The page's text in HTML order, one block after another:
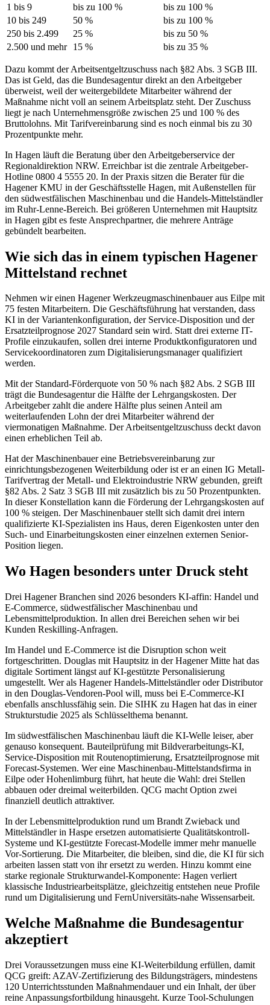
1 bis 9
bis zu 100 %
bis zu 100 %
10 bis 249
50 %
bis zu 100 %
250 bis 2.499
25 %
bis zu 50 %
2.500 und mehr
15 % bis zu 35 %
Dazu kommt der Arbeitsentgeltzuschuss nach §82 Abs. 3 SGB III.
Das ist Geld, das die Bundesagentur direkt an den Arbeitgeber
überweist, weil der weitergebildete Mitarbeiter während der
Maßnahme nicht voll an seinem Arbeitsplatz steht. Der Zuschuss
liegt je nach Unternehmensgröße zwischen 25 und 100 % des
Bruttolohns. Mit Tarifvereinbarung sind es noch einmal bis zu 30
Prozentpunkte mehr.
In Hagen läuft die Beratung über den Arbeitgeberservice der
Regionaldirektion NRW. Erreichbar ist die zentrale Arbeitgeber-
Hotline 0800 4 5555 20. In der Praxis sitzen die Berater für die
Hagener KMU in der Geschäftsstelle Hagen, mit Außenstellen für
den südwestfälischen Maschinenbau und die Handels-Mittelständler
im Ruhr-Lenne-Bereich. Bei größeren Unternehmen mit Hauptsitz
in Hagen gibt es feste Ansprechpartner, die mehrere Anträge
gebündelt bearbeiten.
Wie sich das in einem typischen Hagener
Mittelstand rechnet
Nehmen wir einen Hagener Werkzeugmaschinenbauer aus Eilpe mit
75 festen Mitarbeitern. Die Geschäftsführung hat verstanden, dass
KI in der Variantenkonfiguration, der Service-Disposition und der
Ersatzteilprognose 2027 Standard sein wird. Statt drei externe IT-
Profile einzukaufen, sollen drei interne Produktkonfiguratoren und
Servicekoordinatoren zum Digitalisierungsmanager qualifiziert
werden.
Mit der Standard-Förderquote von 50 % nach §82 Abs. 2 SGB III
trägt die Bundesagentur die Hälfte der Lehrgangskosten. Der
Arbeitgeber zahlt die andere Hälfte plus seinen Anteil am
weiterlaufenden Lohn der drei Mitarbeiter während der
viermonatigen Maßnahme. Der Arbeitsentgeltzuschuss deckt davon
einen erheblichen Teil ab.
Hat der Maschinenbauer eine Betriebsvereinbarung zur
einrichtungsbezogenen Weiterbildung oder ist er an einen IG Metall-
Tarifvertrag der Metall- und Elektroindustrie NRW gebunden, greift
§82 Abs. 2 Satz 3 SGB III mit zusätzlich bis zu 50 Prozentpunkten.
In dieser Konstellation kann die Förderung der Lehrgangskosten auf
100 % steigen. Der Maschinenbauer stellt sich damit drei intern
qualifizierte KI-Spezialisten ins Haus, deren Eigenkosten unter den
Such- und Einarbeitungskosten einer einzelnen externen Senior-
Position liegen.
Wo Hagen besonders unter Druck steht
Drei Hagener Branchen sind 2026 besonders KI-affin: Handel und
E-Commerce, südwestfälischer Maschinenbau und
Lebensmittelproduktion. In allen drei Bereichen sehen wir bei
Kunden Reskilling-Anfragen.
Im Handel und E-Commerce ist die Disruption schon weit
fortgeschritten. Douglas mit Hauptsitz in der Hagener Mitte hat das
digitale Sortiment längst auf KI-gestützte Personalisierung
umgestellt. Wer als Hagener Handels-Mittelständler oder Distributor
in den Douglas-Vendoren-Pool will, muss bei E-Commerce-KI
ebenfalls anschlussfähig sein. Die SIHK zu Hagen hat das in einer
Strukturstudie 2025 als Schlüsselthema benannt.
Im südwestfälischen Maschinenbau läuft die KI-Welle leiser, aber
genauso konsequent. Bauteilprüfung mit Bildverarbeitungs-KI,
Service-Disposition mit Routenoptimierung, Ersatzteilprognose mit
Forecast-Systemen. Wer eine Maschinenbau-Mittelstandsfirma in
Eilpe oder Hohenlimburg führt, hat heute die Wahl: drei Stellen
abbauen oder dreimal weiterbilden. QCG macht Option zwei
finanziell deutlich attraktiver.
In der Lebensmittelproduktion rund um Brandt Zwieback und
Mittelständler in Haspe ersetzen automatisierte Qualitätskontroll-
Systeme und KI-gestützte Forecast-Modelle immer mehr manuelle
Vor-Sortierung. Die Mitarbeiter, die bleiben, sind die, die KI für sich
arbeiten lassen statt von ihr ersetzt zu werden. Hinzu kommt eine
starke regionale Strukturwandel-Komponente: Hagen verliert
klassische Industriearbeitsplätze, gleichzeitig entstehen neue Profile
rund um Digitalisierung und FernUniversitäts-nahe Wissensarbeit.
Welche Maßnahme die Bundesagentur
akzeptiert
Drei Voraussetzungen muss eine KI-Weiterbildung erfüllen, damit
QCG greift: AZAV-Zertifizierung des Bildungsträgers, mindestens
120 Unterrichtsstunden Maßnahmendauer und ein Inhalt, der über
reine Anpassungsfortbildung hinausgeht. Kurze Tool-Schulungen